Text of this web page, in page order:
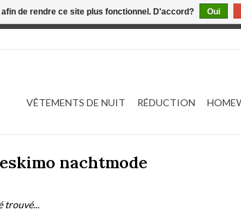
VÊTEMENTS DE NUIT RÉDUCTION
nachtmode
trouvé...
de rendre ce site plus fonctionnel. D'accord? Oui
est en construction. Toute commande passée